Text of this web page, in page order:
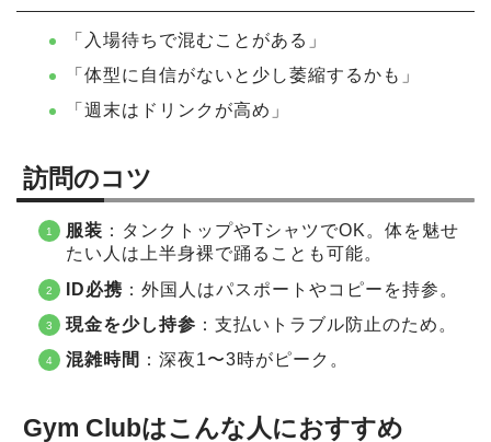
「入場待ちで混むことがある」
「体型に自信がないと少し萎縮するかも」
「週末はドリンクが高め」
訪問のコツ
服装 ：タンクトップやTシャツでOK。体を魅せ
たい人は上半身裸で踊ることも可能。
ID必携 ：外国人はパスポートやコピーを持参。
現金を少し持参 ：支払いトラブル防止のため。
混雑時間 ：深夜1〜3時がピーク。
Gym Clubはこんな人におすすめ